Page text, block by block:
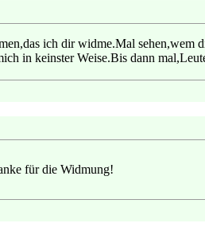
ich dir widme.Mal sehen,wem
in keinster Weise.Bis dann
für die Widmung!